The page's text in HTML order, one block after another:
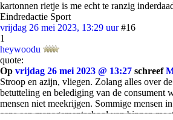
kartonnen rietje is me echt te ranzig
Eindredactie Sport
vrijdag 26 mei 2023, 13:29 uur #16
1
heywoodu
quote:
Op vrijdag 26 mei 2023 @ 13:27 schreef
Stroop en azijn, vliegen. Zolang alles over
betutteling en belediging van de consument
mensen niet meekrijgen. Sommige mensen
eens een managementschool van binnen